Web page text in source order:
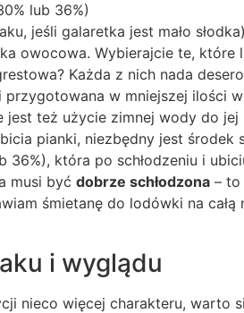
lub 36%)
jeśli galaretka jest mało słodka)
owocowa. Wybierajcie te, które
Każda z nich nada
w mniejszej ilości
też użycie zimnej wody do jej
pianki, niezbędny jest środek
która po schłodzeniu i
musi być dobrze schłodzona – to
śmietanę do lodówki na całą
i wyglądu
nieco więcej charakteru, warto